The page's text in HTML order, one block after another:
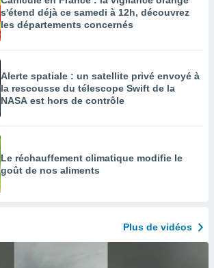
s'étend déjà ce samedi à 12h, découvrez
les départements concernés
Alerte spatiale : un satellite privé envoyé à
la rescousse du télescope Swift de la
NASA est hors de contrôle
Le réchauffement climatique modifie le
goût de nos aliments
Plus de vidéos